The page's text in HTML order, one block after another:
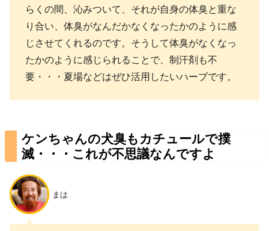
らくの間、沁みついて、それが自身の体臭と重な
り合い、体臭がなんだかなくなったかのように感
じさせてくれるのです。そうして体臭がなくなっ
たかのように感じられることで、制汗剤も不
要・・・夏場などはぜひ活用したいハーブです。
ケンちゃんの犬臭もカチュールで撲
滅・・・これが不思議なんですよ
まは